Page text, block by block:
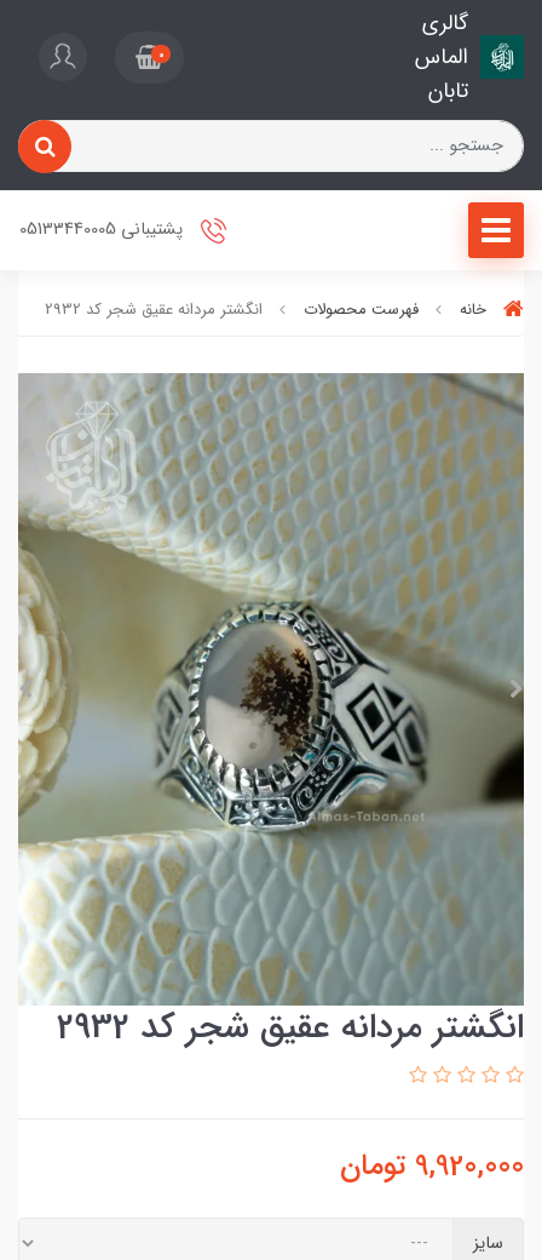
گالری
الماس
تابان
0
پشتیبانی 05133440005
خانه فهرست محصولات انگشتر مردانه عقیق شجر کد 2932
انگشتر مردانه عقیق شجر کد 2932
9,920,000 تومان
سایز